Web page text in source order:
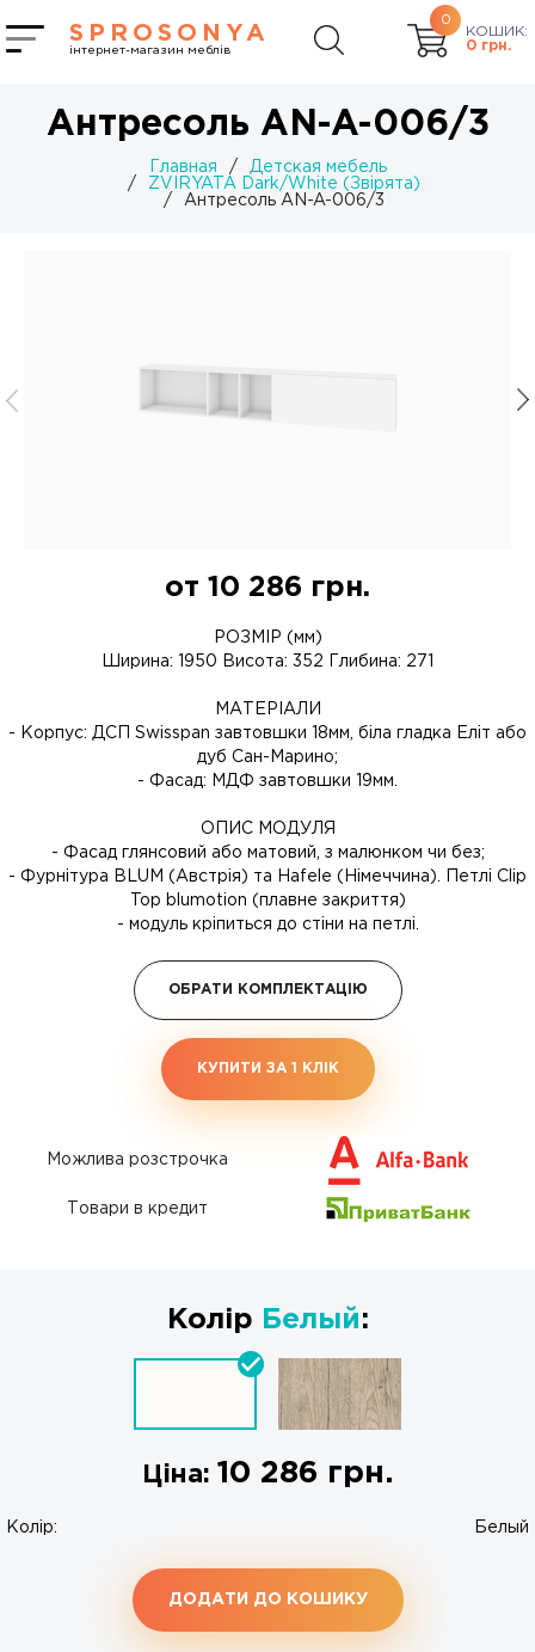
SPROSONYA
інтернет-магазин меблів
0
КОШИК:
0 грн.
Антресоль AN-A-006/3
Главная /
Детская мебель
/
ZVIRYATA Dark/White (Звірята)
/
Антресоль AN-A-006/3
от 10 286 грн.
РОЗМІР (мм)
Ширина: 1950 Висота: 352 Глибина: 271
МАТЕРІАЛИ
- Корпус: ДСП Swisspan завтовшки 18мм, біла гладка Еліт або
дуб Сан-Марино;
- Фасад: МДФ завтовшки 19мм.
ОПИС МОДУЛЯ
- Фасад глянсовий або матовий, з малюнком чи без;
- Фурнітура BLUM (Австрія) та Hafele (Німеччина). Петлі Clip
Top blumotion (плавне закриття)
- модуль кріпиться до стіни на петлі.
ОБРАТИ КОМПЛЕКТАЦІЮ
КУПИТИ ЗА 1 КЛIК
Можлива розстрочка
Товари в кредит
Колір Белый:
Ціна: 10 286 грн.
Колір: Белый
ДОДАТИ ДО КОШИКУ